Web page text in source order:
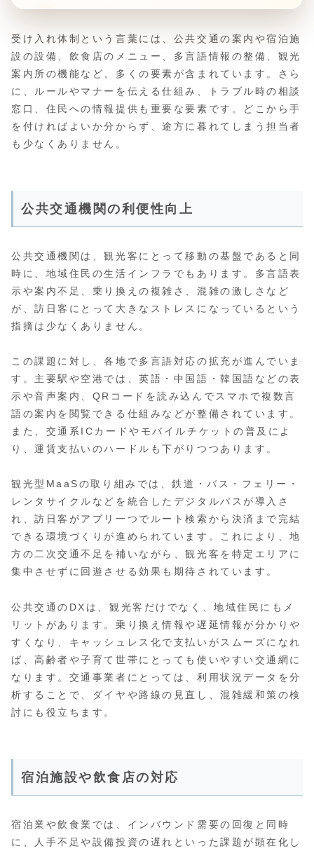
受け入れ体制という言葉には、公共交通の案内や宿泊施
設の設備、飲食店のメニュー、多言語情報の整備、観光
案内所の機能など、多くの要素が含まれています。さら
に、ルールやマナーを伝える仕組み、トラブル時の相談
窓口、住民への情報提供も重要な要素です。どこから手
を付ければよいか分からず、途方に暮れてしまう担当者
も少なくありません。
公共交通機関の利便性向上
公共交通機関は、観光客にとって移動の基盤であると同
時に、地域住民の生活インフラでもあります。多言語表
示や案内不足、乗り換えの複雑さ、混雑の激しさなど
が、訪日客にとって大きなストレスになっているという
指摘は少なくありません。
この課題に対し、各地で多言語対応の拡充が進んでいま
す。主要駅や空港では、英語・中国語・韓国語などの表
示や音声案内、QRコードを読み込んでスマホで複数言
語の案内を閲覧できる仕組みなどが整備されています。
また、交通系ICカードやモバイルチケットの普及によ
り、運賃支払いのハードルも下がりつつあります。
観光型MaaSの取り組みでは、鉄道・バス・フェリー・
レンタサイクルなどを統合したデジタルパスが導入さ
れ、訪日客がアプリ一つでルート検索から決済まで完結
できる環境づくりが進められています。これにより、地
方の二次交通不足を補いながら、観光客を特定エリアに
集中させずに回遊させる効果も期待されています。
公共交通のDXは、観光客だけでなく、地域住民にもメ
リットがあります。乗り換え情報や遅延情報が分かりや
すくなり、キャッシュレス化で支払いがスムーズになれ
ば、高齢者や子育て世帯にとっても使いやすい交通網に
なります。交通事業者にとっては、利用状況データを分
析することで、ダイヤや路線の見直し、混雑緩和策の検
討にも役立ちます。
宿泊施設や飲食店の対応
宿泊業や飲食業では、インバウンド需要の回復と同時
に、人手不足や設備投資の遅れといった課題が顕在化し